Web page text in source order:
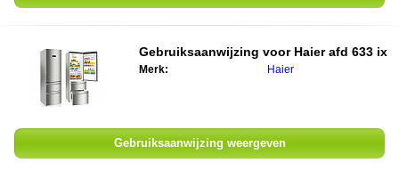
Gebruiksaanwijzing voor Haier afd 633 ix
Merk: Haier
Gebruiksaanwijzing weergeven